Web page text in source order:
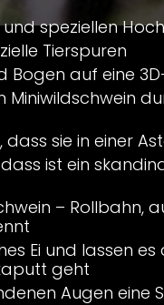
speziellen
Tierspuren
Bogen auf eine
Miniwildschwein
dass sie in einer
ist ein
– Rollbahn,
Ei und lassen
geht
Augen eine